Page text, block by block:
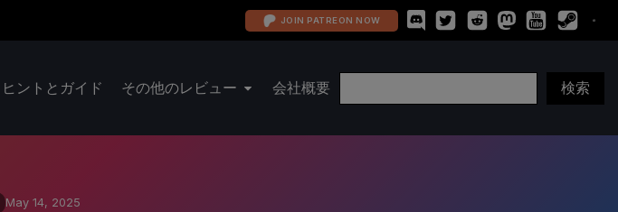
JOIN PATREON NOW
ヒントとガイド その他のレビュー 会社概要
May 14, 2025